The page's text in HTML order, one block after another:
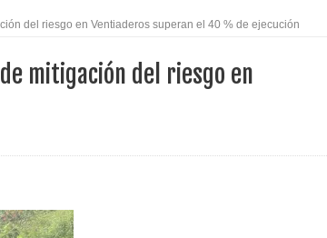
Articulador Departamental para el abordaje de
del riesgo en Ventiaderos superan el 40 % de ejecución
de mitigación del riesgo en